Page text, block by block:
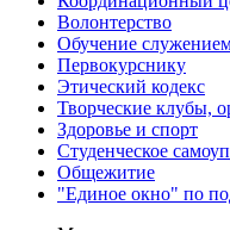
Волонтерство
Обучение
Первокурснику
Этический кодекс
Творческие клубы,
Здоровье и спорт
Студенческое
Общежитие
"Единое окно" по